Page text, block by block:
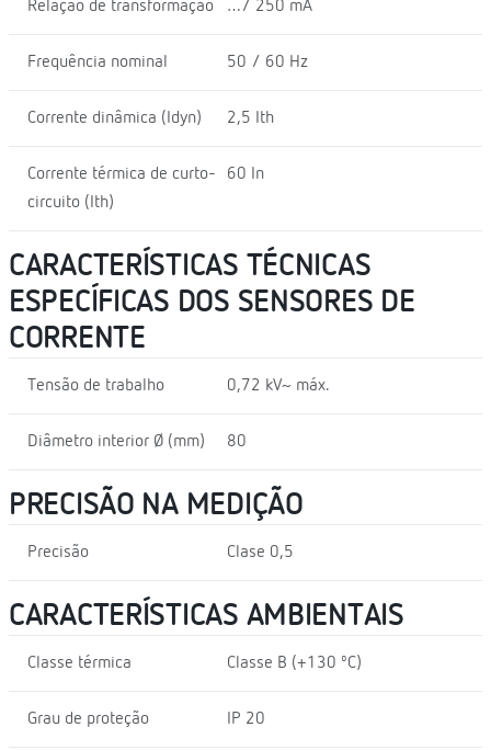
Relação de transformação …/ 250 mA
Frequência nominal 50 / 60 Hz
Corrente dinâmica (Idyn) 2,5 Ith
Corrente térmica de curto-
circuito (Ith)
60 In
CARACTERÍSTICAS TÉCNICAS
ESPECÍFICAS DOS SENSORES DE
CORRENTE
Tensão de trabalho 0,72 kV~ máx.
Diâmetro interior Ø (mm) 80
PRECISÃO NA MEDIÇÃO
Precisão Clase 0,5
CARACTERÍSTICAS AMBIENTAIS
Classe térmica Classe B (+130 ºC)
Grau de proteção IP 20